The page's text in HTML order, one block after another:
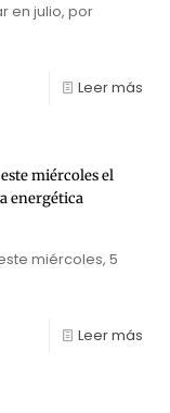
en julio, por
Leer más
miércoles el
energética
miércoles, 5
Leer más